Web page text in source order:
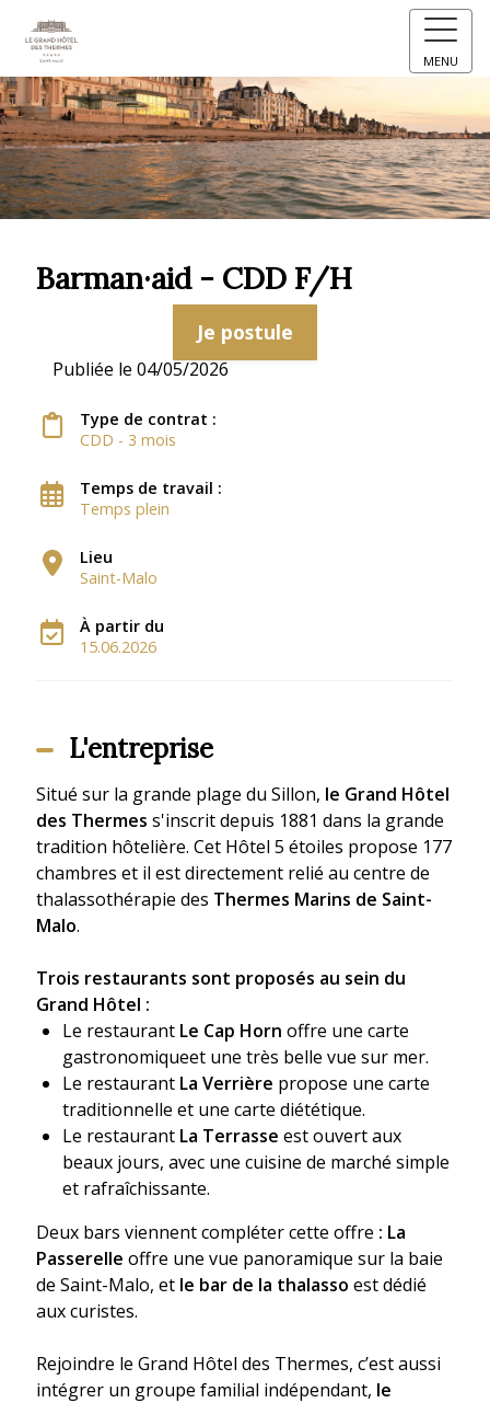
MENU
Barman·aid - CDD F/H
Je postule
Publiée le 04/05/2026
Type de contrat :
CDD - 3 mois
Temps de travail :
Temps plein
Lieu
Saint-Malo
À partir du
15.06.2026
L'entreprise
Situé sur la grande plage du Sillon, le Grand Hôtel
des Thermes s'inscrit depuis 1881 dans la grande
tradition hôtelière. Cet Hôtel 5 étoiles propose 177
chambres et il est directement relié au centre de
thalassothérapie des Thermes Marins de Saint-
Malo.
Trois restaurants sont proposés au sein du
Grand Hôtel :
Le restaurant Le Cap Horn offre une carte
gastronomiqueet une très belle vue sur mer.
Le restaurant La Verrière propose une carte
traditionnelle et une carte diététique.
Le restaurant La Terrasse est ouvert aux
beaux jours, avec une cuisine de marché simple
et rafraîchissante.
Deux bars viennent compléter cette offre : La
Passerelle offre une vue panoramique sur la baie
de Saint-Malo, et le bar de la thalasso est dédié
aux curistes.
Rejoindre le Grand Hôtel des Thermes, c’est aussi
intégrer un groupe familial indépendant, le